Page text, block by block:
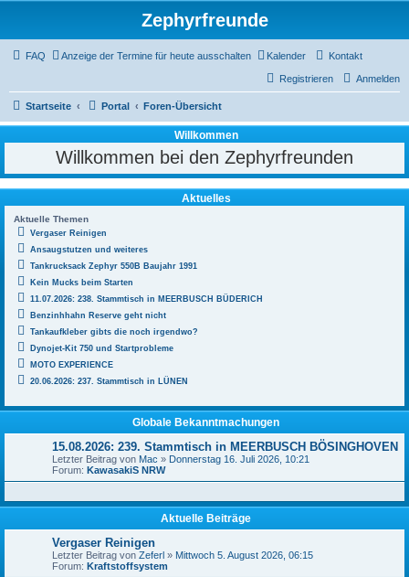
Zephyrfreunde
FAQ Anzeige der Termine für heute ausschalten Kalender Kontakt
Anmelden
Registrieren
Startseite Portal Foren-Übersicht
Willkommen
Willkommen bei den Zephyrfreunden
Aktuelles
Aktuelle Themen
Vergaser Reinigen
Ansaugstutzen und weiteres
Tankrucksack Zephyr 550B Baujahr 1991
Kein Mucks beim Starten
11.07.2026: 238. Stammtisch in MEERBUSCH BÜDERICH
Benzinhhahn Reserve geht nicht
Tankaufkleber gibts die noch irgendwo?
Dynojet-Kit 750 und Startprobleme
MOTO EXPERIENCE
20.06.2026: 237. Stammtisch in LÜNEN
Globale Bekanntmachungen
15.08.2026: 239. Stammtisch in MEERBUSCH BÖSINGHOVEN
Letzter Beitrag von Mac » Donnerstag 16. Juli 2026, 10:21
Forum: KawasakiS NRW
Aktuelle Beiträge
Vergaser Reinigen
Letzter Beitrag von Zeferl » Mittwoch 5. August 2026, 06:15
Forum: Kraftstoffsystem